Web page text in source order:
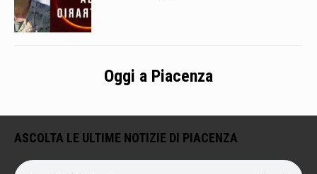
Oggi a Piacenza
ASCOLTA LE ULTIME NOTIZIE DI PIACENZA